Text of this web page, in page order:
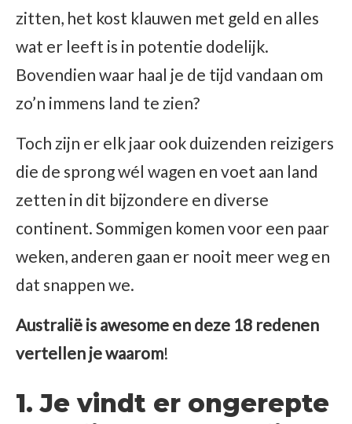
zitten, het kost klauwen met geld en alles
wat er leeft is in potentie dodelijk.
Bovendien waar haal je de tijd vandaan om
zo’n immens land te zien?
Toch zijn er elk jaar ook duizenden reizigers
die de sprong wél wagen en voet aan land
zetten in dit bijzondere en diverse
continent. Sommigen komen voor een paar
weken, anderen gaan er nooit meer weg en
dat snappen we.
Australië is awesome en deze 18 redenen
vertellen je waarom!
1. Je vindt er ongerepte